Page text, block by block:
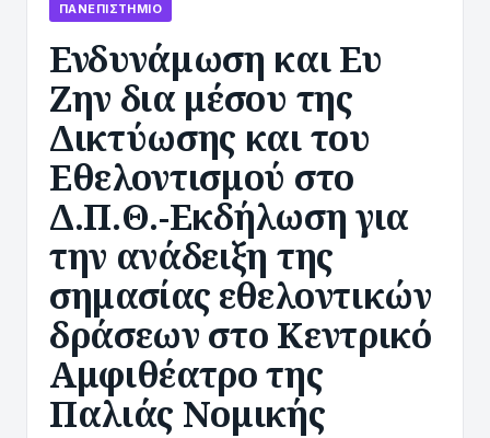
ΠΑΝΕΠΙΣΤΉΜΙΟ
Ενδυνάμωση και Ευ
Ζην δια μέσου της
Δικτύωσης και του
Εθελοντισμού στο
Δ.Π.Θ.-Εκδήλωση για
την ανάδειξη της
σημασίας εθελοντικών
δράσεων στο Κεντρικό
Αμφιθέατρο της
Παλιάς Νομικής